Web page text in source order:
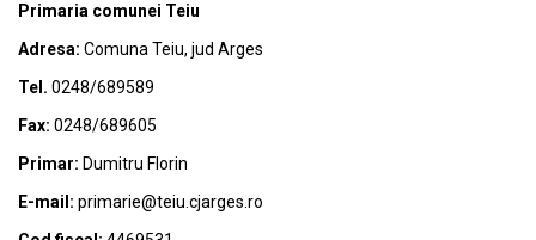
Primaria comunei Teiu
Adresa: Comuna Teiu, jud Arges
Tel. 0248/689589
Fax: 0248/689605
Primar: Dumitru Florin
E-mail: primarie@teiu.cjarges.ro